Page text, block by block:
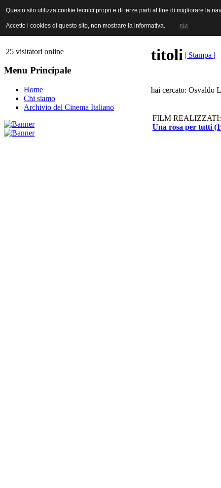
ANICA | Associazione Nazionale Industrie Cinematografiche
25 visitatori online
Menu Principale
Home
Chi siamo
Archivio del Cinema Italiano
titoli | Stampa |
hai cercato: Osvaldo
FILM REALIZZATI:
Una rosa per tutti
Questo sito utilizza cookie tecnici propri e di terze parti al fine di migliorare la
Accetto i cookies di questo sito, non mostrare la informativa. OK
Questo sito utilizza cookie tecnici propri e di terze parti al fine di migliorare la
Accetto i cookies di questo sito, non mostrare la informativa. OK